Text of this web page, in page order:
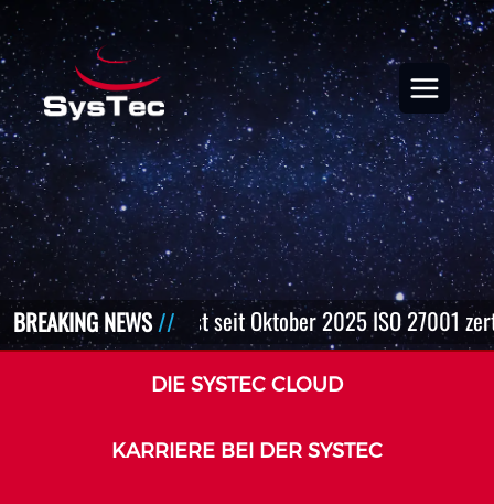
BREAKING NEWS
Die SysTec ist seit Oktober 2025 ISO 27001
DIE SYSTEC CLOUD
KARRIERE BEI DER SYSTEC